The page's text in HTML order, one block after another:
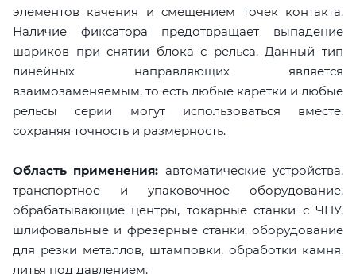
элементов качения и смещением точек контакта.
Наличие фиксатора предотвращает выпадение
шариков при снятии блока с рельса. Данный тип
линейных направляющих является
взаимозаменяемым, то есть любые каретки и любые
рельсы серии могут использоваться вместе,
сохраняя точность и размерность.
Область применения: автоматические устройства,
транспортное и упаковочное оборудование,
обрабатывающие центры, токарные станки с ЧПУ,
шлифовальные и фрезерные станки, оборудование
для резки металлов, штамповки, обработки камня,
литья под давлением.